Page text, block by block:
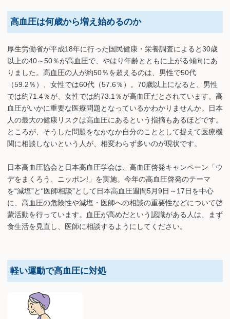
高血圧は何歳から増え始めるのか
厚生労働省が平成18年に行った国民健康・栄養調査によると30歳
以上の40～50％が高血圧で、やはり年齢とともに上がる傾向にあ
りました。高血圧の人が約50％を超えるのは、男性で50代
（59.2％）、女性では60代（57.6％）。70歳以上になると、男性
では約71.4％が、女性では約73.1％が高血圧だとされています。高
血圧がいかに重要な医療問題となっているかわかりませんか。日本
人の最大の健康リスクは高血圧にあるという指摘もあるほどです。
ところが、そうした問題をなかなか自分のこととして捉えて医療機
関に相談しないという人が、相変わらず多いのが現状です。
日本高血圧協会と日本高血圧学会は、高血圧啓発キャンペーン「ウ
デをまくろう、ニッポン!」を実施。今年の高血圧啓発のテーマ
を“減塩”と“医師相談”として日本高血圧週間5月9日～17日を中心
に、高血圧の危険性や減塩・医師への相談の重要性などについて啓
蒙活動を行っています。血圧が高めだという認識がある人は、まず
食生活を見直し、医師に相談するようにしてください。
軽い運動で高血圧に対処